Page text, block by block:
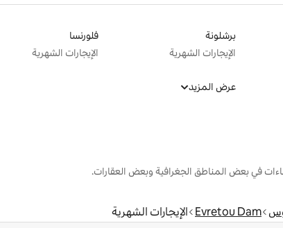
برشلونة
الإيجارات الشهرية
فلورنسا
الإيجارات الشهرية
عرض المزيد
في بعض المناطق الجغرافية وبعض العقارات.
Evretou Dam الإيجارات الشهرية